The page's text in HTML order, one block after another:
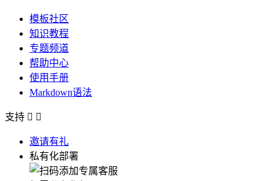
模板社区
知识教程
专题频道
帮助中心
使用手册
Markdown语法
支持  
邀请有礼
私有化部署